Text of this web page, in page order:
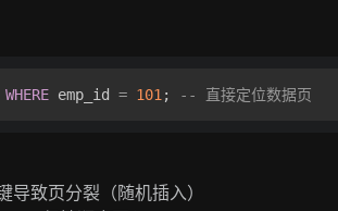
WHERE emp_id = 101 ; -- 直接定位数据页
导致页分裂（随机插入）